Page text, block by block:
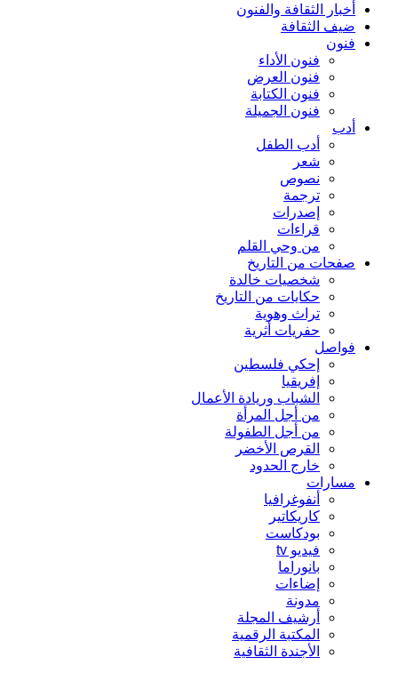
أخبار الثقافة والفنون
ضيف الثقافة
فنون
فنون الأداء
فنون العرض
فنون الكتابة
فنون الجميلة
أدب
أدب الطفل
شعر
نصوص
ترجمة
إصدرات
قراءات
من وحي القلم
صفحات من التاريخ
شخصيات خالدة
حكايات من التاريخ
تراث وهوية
حفريات أثرية
فواصل
إحكي فلسطين
إفريقيا
الشباب وريادة الأعمال
من أجل المرأة
من أجل الطفولة
القرص الأخضر
خارج الحدود
مسارات
أنفوغرافيا
كاريكاتير
بودكاست
فيديو tv
بانوراما
إضاءات
مدونة
أرشيف المجلة
المكتبة الرقمية
الأجندة الثقافية